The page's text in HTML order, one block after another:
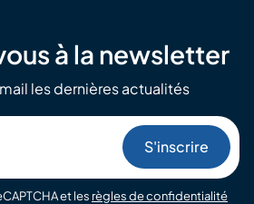
à la newsletter
les dernières actualités
et les règles de confidentialité